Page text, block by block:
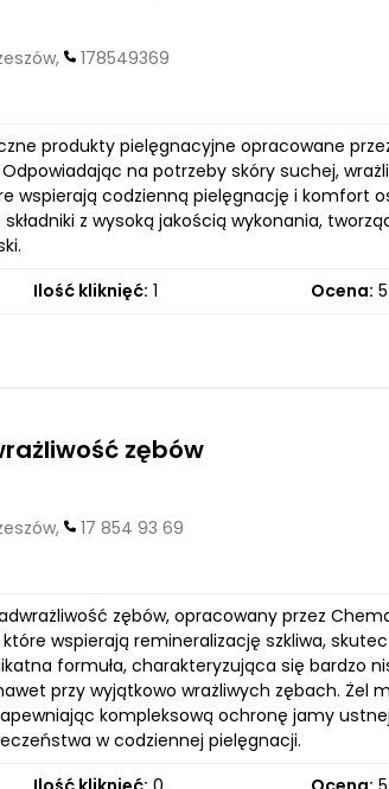
178549369
produkty pielęgnacyjne opracowane
na potrzeby skóry suchej,
wspierają codzienną pielęgnację i komfort
z wysoką jakością wykonania,
Ilość kliknięć: 1 Ocena: 5
zębów
17 854 93 69
zębów, opracowany przez
wspierają remineralizację szkliwa,
formuła, charakteryzująca się bardzo
przy wyjątkowo wrażliwych zębach. Żel
kompleksową ochronę jamy
w codziennej pielęgnacji.